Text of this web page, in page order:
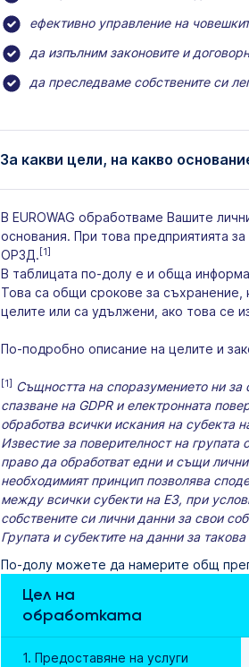
ефективно управление на
да изпълним законовите и
да преследваме собствените си
За какви цели, на какво
В EUROWAG обработваме Вашите
основания. При това предприятията
ОРЗД. [1]
В таблицата по-долу е и обща
Това са общи срокове за съхранение,
целите или са удължени, ако това се
По-подробно описание на целите и
[1]
Същността на споразумението ни за
спазване на GDPR и електронната
обработва всички искания на субекта
Известие за поверителност на
право да обработват едни и същи
необходимият принцип позволява
между всички субекти на ЕЗ, при
собствените си лични данни за свои
Групата и субектите на данни за
По-долу можете да намерите общ
Цел на
обработката
1. Предоставяне на услуги